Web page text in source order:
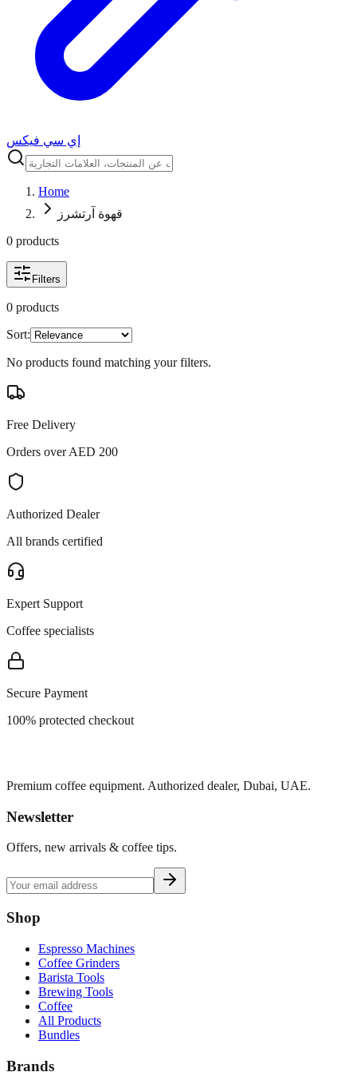
إي سي فيكس
Home
قهوة آرتشرز
0 products
Filters
0 products
Sort:
No products found matching your filters.
Free Delivery
Orders over AED 200
Authorized Dealer
All brands certified
Expert Support
Coffee specialists
Secure Payment
100% protected checkout
Premium coffee equipment. Authorized dealer, Dubai, UAE.
Newsletter
Offers, new arrivals & coffee tips.
Shop
Espresso Machines
Coffee Grinders
Barista Tools
Brewing Tools
Coffee
All Products
Bundles
Brands